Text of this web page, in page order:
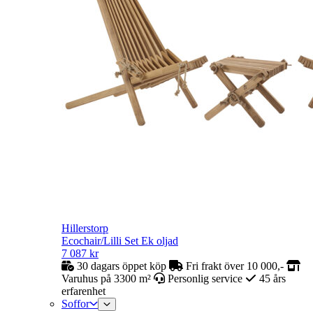
Hillerstorp
Ecochair/Lilli Set Ek oljad
7 087 kr
30 dagars öppet köp
Fri frakt över 10 000,-
Varuhus på 3300 m²
Personlig service
45 års
erfarenhet
Soffor